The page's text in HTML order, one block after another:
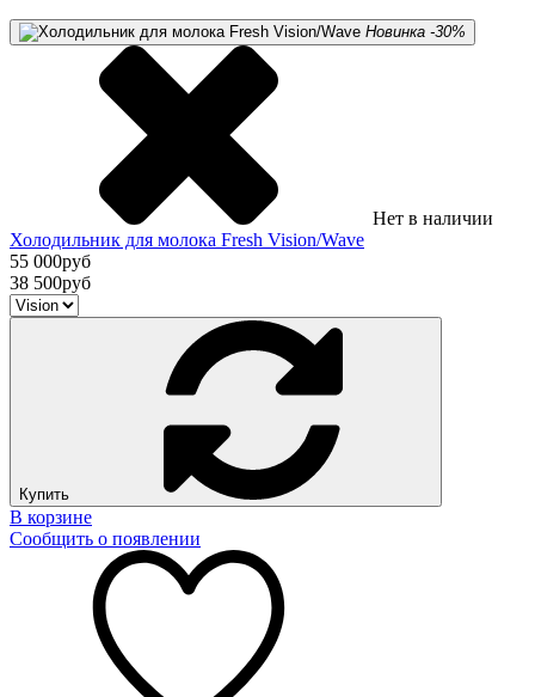
Новинка -30%
Нет в наличии
Холодильник для молока Fresh Vision/Wave
55 000руб
38 500руб
Купить
В корзине
Сообщить о появлении